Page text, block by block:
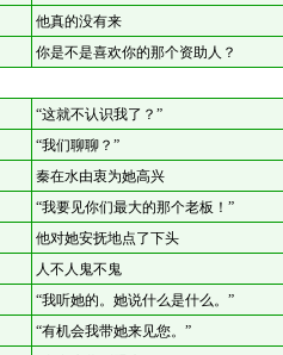
他真的没有来
你是不是喜欢你的那个资助人？
“这就不认识我了？”
“我们聊聊？”
秦在水由衷为她高兴
“我要见你们最大的那个老板！”
他对她安抚地点了下头
人不人鬼不鬼
“我听她的。她说什么是什么。”
“有机会我带她来见您。”